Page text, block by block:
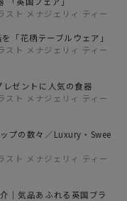
ト メナジェリィ ティー
「花柄テーブルウェア」
ト メナジェリィ ティー
ゼントに人気の食器
ト メナジェリィ ティー
プの数々／Luxury・Swee
ト メナジェリィ ティー
｜気品あふれる英国ブラ